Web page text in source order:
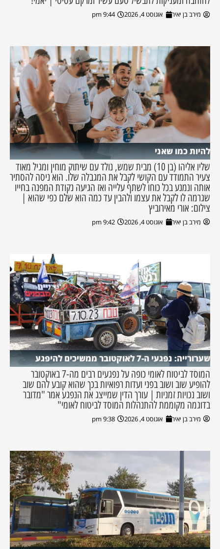
מירב בן יאיר אוגוסט 4, 2026 9:44 pm
להיות כמו שאני
שליו אליהו (בן 10) מבית שמש, נולד עם שיתוק מוחין ומגיל מאוד
צעיר התמודד עם הקושי לקבל את המגבלה שלו. הוא ניסה להסתיר
אותה ונמנע בכל כוחו לשתף עלייה ואז הגיעה נקודת המפנה בחייו
שגרמה לו לקבל את עצמו ולהבין עד כמה הוא שלם כפי שהוא |
צילום: אורי מאירוביץ
מירב בן יאיר אוגוסט 4, 2026 9:42 pm
שערורייה: נפגעי ה-7 לאוקטובר ממשיכים להיפגע
המוסד לביטוח לאומי כופה על נפגעים רבים מה-7 באוקטובר
להופיע שוב ושוב בפני ועדות רפואיות בכך שהוא קובע להם שוב
ושוב נכויות זמניות | עורך הדין שמייצג את הנפגע אמר "מדובר
בדוגמה מקוממת להתנהלות המוסד לביטוח לאומי"
מירב בן יאיר אוגוסט 4, 2026 9:38 pm